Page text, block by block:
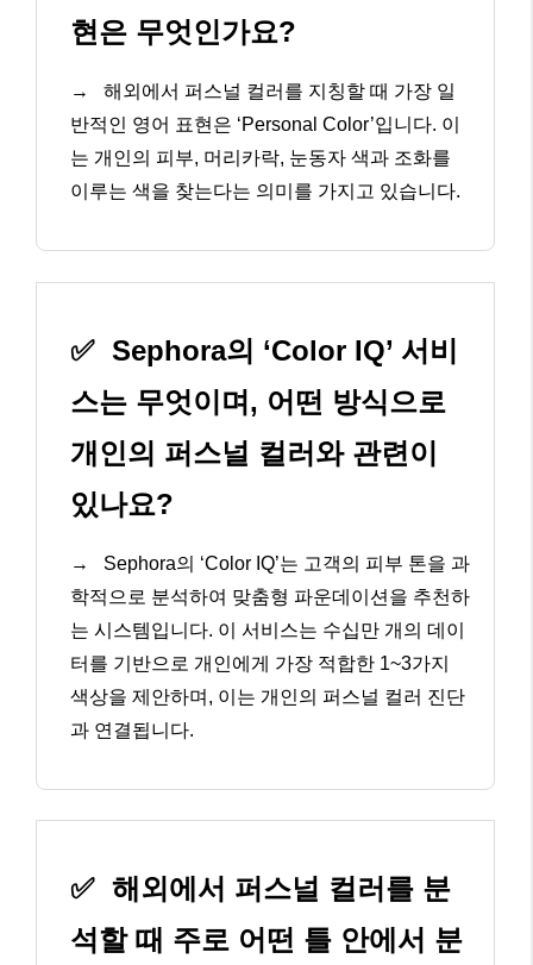
현은 무엇인가요?
→
해외에서 퍼스널 컬러를 지칭할 때 가장 일
반적인 영어 표현은 ‘Personal Color’입니다. 이
는 개인의 피부, 머리카락, 눈동자 색과 조화를
이루는 색을 찾는다는 의미를 가지고 있습니다.
✅ Sephora의 ‘Color IQ’ 서비
스는 무엇이며, 어떤 방식으로
개인의 퍼스널 컬러와 관련이
있나요?
→
Sephora의 ‘Color IQ’는 고객의 피부 톤을 과
학적으로 분석하여 맞춤형 파운데이션을 추천하
는 시스템입니다. 이 서비스는 수십만 개의 데이
터를 기반으로 개인에게 가장 적합한 1~3가지
색상을 제안하며, 이는 개인의 퍼스널 컬러 진단
과 연결됩니다.
✅ 해외에서 퍼스널 컬러를 분
석할 때 주로 어떤 틀 안에서 분